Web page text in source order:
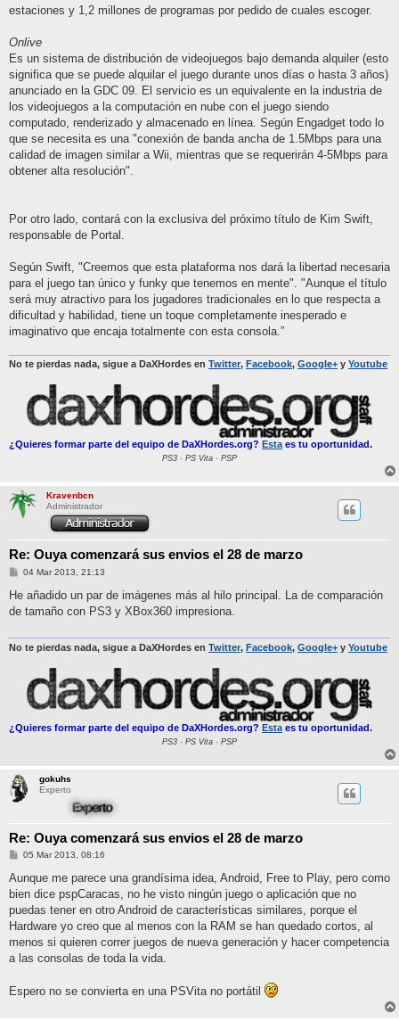
estaciones y 1,2 millones de programas por pedido de cuales escoger.
Onlive
Es un sistema de distribución de videojuegos bajo demanda alquiler (esto
significa que se puede alquilar el juego durante unos días o hasta 3 años)
anunciado en la GDC 09. El servicio es un equivalente en la industria de
los videojuegos a la computación en nube con el juego siendo
computado, renderizado y almacenado en línea. Según Engadget todo lo
que se necesita es una "conexión de banda ancha de 1.5Mbps para una
calidad de imagen similar a Wii, mientras que se requerirán 4-5Mbps para
obtener alta resolución".
Por otro lado, contará con la exclusiva del próximo título de Kim Swift,
responsable de Portal.
Según Swift, "Creemos que esta plataforma nos dará la libertad necesaria
para el juego tan único y funky que tenemos en mente". "Aunque el título
será muy atractivo para los jugadores tradicionales en lo que respecta a
dificultad y habilidad, tiene un toque completamente inesperado e
imaginativo que encaja totalmente con esta consola.”
No te pierdas nada, sigue a DaXHordes en Twitter, Facebook, Google+ y Youtube
¿Quieres formar parte del equipo de DaXHordes.org? Esta es tu oportunidad.
PS3 · PS Vita · PSP
Kravenbcn
Administrador
Re: Ouya comenzará sus envios el 28 de marzo
M
n
a
04 Mar 2013, 21:13
He añadido un par de imágenes más al hilo principal. La de comparación
de tamaño con PS3 y XBox360 impresiona.
No te pierdas nada, sigue a DaXHordes en Twitter, Facebook, Google+ y Youtube
¿Quieres formar parte del equipo de DaXHordes.org? Esta es tu oportunidad.
PS3 · PS Vita · PSP
gokuhs
Experto
Re: Ouya comenzará sus envios el 28 de marzo
M
n
a
j
05 Mar 2013, 08:16
Aunque me parece una grandísima idea, Android, Free to Play, pero como
bien dice pspCaracas, no he visto ningún juego o aplicación que no
puedas tener en otro Android de características similares, porque el
Hardware yo creo que al menos con la RAM se han quedado cortos, al
menos si quieren correr juegos de nueva generación y hacer competencia
a las consolas de toda la vida.
Espero no se convierta en una PSVita no portátil